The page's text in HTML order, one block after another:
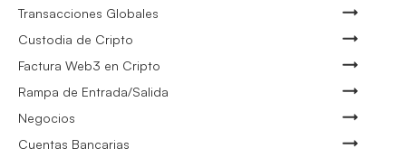
Transacciones Globales
Custodia de Cripto
Factura Web3 en Cripto
Rampa de Entrada/Salida
Negocios
Cuentas Bancarias